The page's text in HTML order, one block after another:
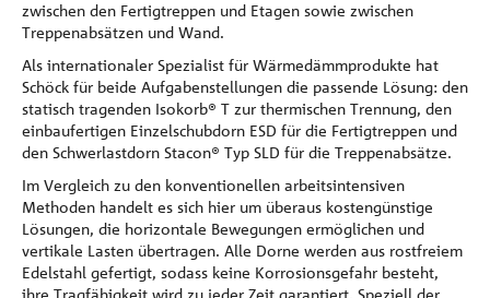
zwischen den Fertigtreppen und Etagen sowie zwischen
Treppenabsätzen und Wand.
Als internationaler Spezialist für Wärmedämmprodukte hat
Schöck für beide Aufgabenstellungen die passende Lösung: den
statisch tragenden Isokorb® T zur thermischen Trennung, den
einbaufertigen Einzelschubdorn ESD für die Fertigtreppen und
den Schwerlastdorn Stacon® Typ SLD für die Treppenabsätze.
Im Vergleich zu den konventionellen arbeitsintensiven
Methoden handelt es sich hier um überaus kostengünstige
Lösungen, die horizontale Bewegungen ermöglichen und
vertikale Lasten übertragen. Alle Dorne werden aus rostfreiem
Edelstahl gefertigt, sodass keine Korrosionsgefahr besteht,
ihre Tragfähigkeit wird zu jeder Zeit garantiert. Speziell der